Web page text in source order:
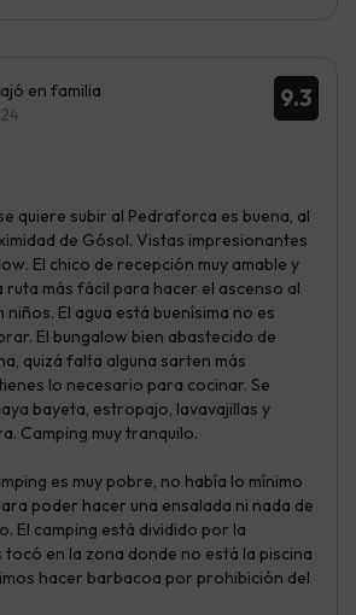
9.3
en familia
quiere subir al Pedraforca es buena, al
de Gósol. Vistas impresionantes
El chico de recepción muy amable y
ruta más fácil para hacer el ascenso al
El agua está buenísima no es
El bungalow bien abastecido de
quizá falta alguna sarten más
lo necesario para cocinar. Se
bayeta, estropajo, lavavajillas y
Camping muy tranquilo.
es muy pobre, no había lo mínimo
poder hacer una ensalada ni nada de
El camping está dividido por la
en la zona donde no está la piscina
hacer barbacoa por prohibición del